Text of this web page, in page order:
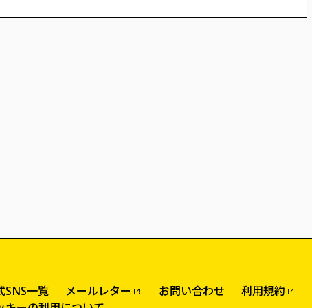
SNS一覧 メールレター お問い合わせ 利用規約